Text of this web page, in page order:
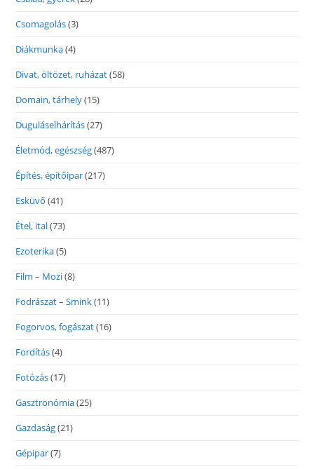
Csomagolás(3)
Diákmunka(4)
Divat, öltözet, ruházat(58)
Domain, tárhely(15)
Duguláselhárítás(27)
Életmód, egészség(487)
Építés, építőipar(217)
Esküvő (41)
Étel, ital(73)
Ezoterika(5)
Film – Mozi(8)
Fodrászat – Smink(11)
Fogorvos, fogászat(16)
Fordítás(4)
Fotózás(17)
Gasztronómia(25)
Gazdaság(21)
Gépipar(7)